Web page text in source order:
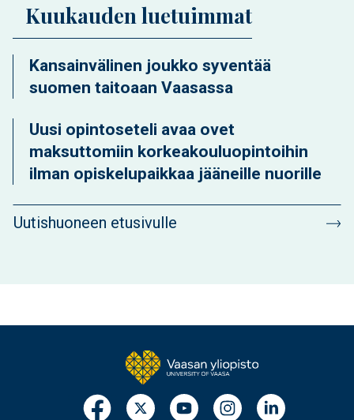
Kuukauden luetuimmat
Kansainvälinen joukko syventää
suomen taitoaan Vaasassa
Uusi opintoseteli avaa ovet
maksuttomiin korkeakouluopintoihin
ilman opiskelupaikkaa jääneille nuorille
Uutishuoneen etusivulle